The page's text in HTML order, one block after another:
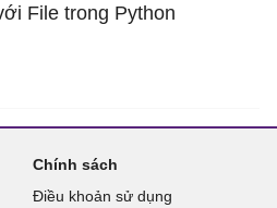
File trong Python
Chính sách
Điều khoản sử dụng